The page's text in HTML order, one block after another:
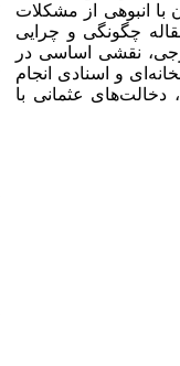
با انبوهی از مشکلات
چگونگی و چرایی
نقشی اساسی در
و اسنادی انجام
عثمانی با